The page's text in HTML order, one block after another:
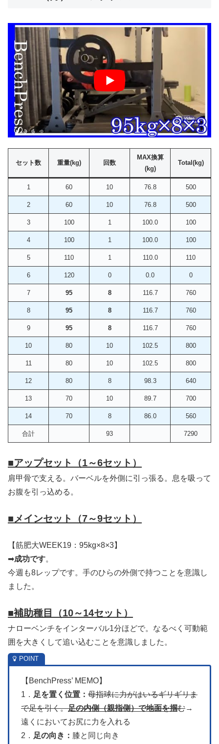
セット数 重量(kg) 回数
MAX換算
(kg)
Total(kg)
1 60 10 76.8 500
2 60 10 76.8 500
3 100 1 100.0 100
4 100 1 100.0 100
5 110 1 110.0 110
6 120 0 0.0 0
7 95 8 116.7 760
8 95 8 116.7 760
9 95 8 116.7 760
10 80 10 102.5 800
11 80 10 102.5 800
12 80 8 98.3 640
13 70 10 89.7 700
14 70 8 86.0 560
合計 93 7290
■アップセット（1～6セット）
肩甲骨で支える。バーベルを外側に引っ張る。息を吸って
お腹を引っ込める。
■メインセット（7～9セット）
【筋肥大WEEK19：95kg×8×3】
➡成功です。
今週も8レップです。手のひらの外側で持つことを意識し
ました。
■補助種目 （10～14セット）
ナローベンチをインターバル1分ほどで。なるべく可動範
囲を大きくして追い込むことを意識しました。
【BenchPress’ MEMO】
1． 足を置く位置： 母指球に力がはいるギリギリま
で足を引く。足の内側（親指側）で地面を掴む→
遠くにおいてお尻に力を入れる
2． 足の向き： 膝と同じ向き